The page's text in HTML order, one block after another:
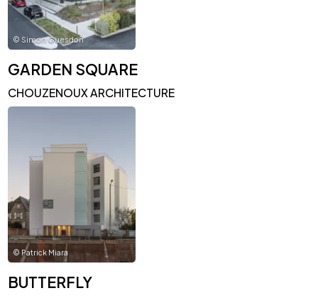
© Simon Guesdon
GARDEN SQUARE
CHOUZENOUX ARCHITECTURE
© Patrick Miara
BUTTERFLY